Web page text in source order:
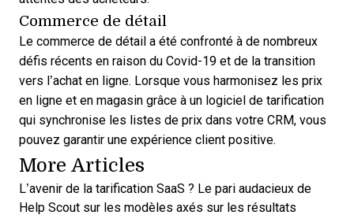
Commerce de détail
Le commerce de détail a été confronté à de nombreux
défis récents en raison du Covid-19 et de la transition
vers l’achat en ligne. Lorsque vous harmonisez les prix
en ligne et en magasin grâce à un logiciel de tarification
qui synchronise les listes de prix dans votre CRM, vous
pouvez garantir une expérience client positive.
More Articles
L’avenir de la tarification SaaS ? Le pari audacieux de
Help Scout sur les modèles axés sur les résultats